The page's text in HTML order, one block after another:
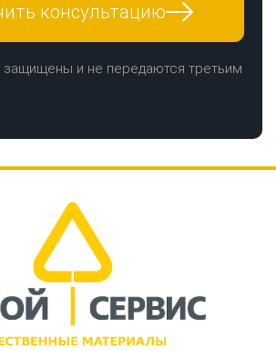
консультацию
и не передаются третьим